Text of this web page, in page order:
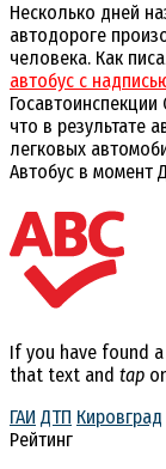
Несколько дней
автодороге
человека. Как
автобус с
что в результате
легковых
Автобус в момент
If you have found
that text and tap
ГАИ ДТП Кировград
Рейтинг